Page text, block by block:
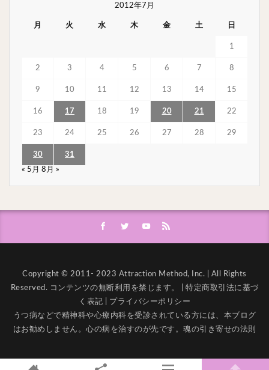
2012年7月
月 火 水 木 金 土 日
1
2 3 4 5 6 7 8
9 10 11 12 13 14 15
16 17 18 19 20 21 22
23 24 25 26 27 28 29
30
31
« 5月 8月 »
Copyright © 2011- 2023 Attraction Method, Inc. | All Rights
Reserved. コンテンツの無断利用を禁じます。 | 特定商取引法に基づ
く表記
プライバシーポリシー
うつ病などで精神科や心療内科を受診されている方には、本ブログ
はお勧めしません。心の病を治すのが先です。 魂の引き寄せの法則